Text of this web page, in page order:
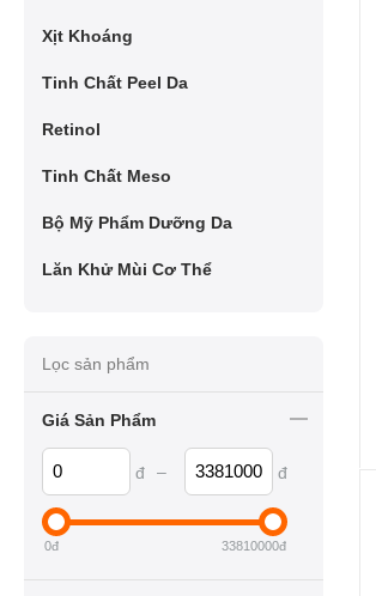
Xịt Khoáng
Tinh Chất Peel Da
Retinol
Tinh Chất Meso
Bộ Mỹ Phẩm Dưỡng Da
Lăn Khử Mùi Cơ Thể
Lọc sản phẩm
Giá Sản Phẩm
đ – đ
0đ 33810000đ